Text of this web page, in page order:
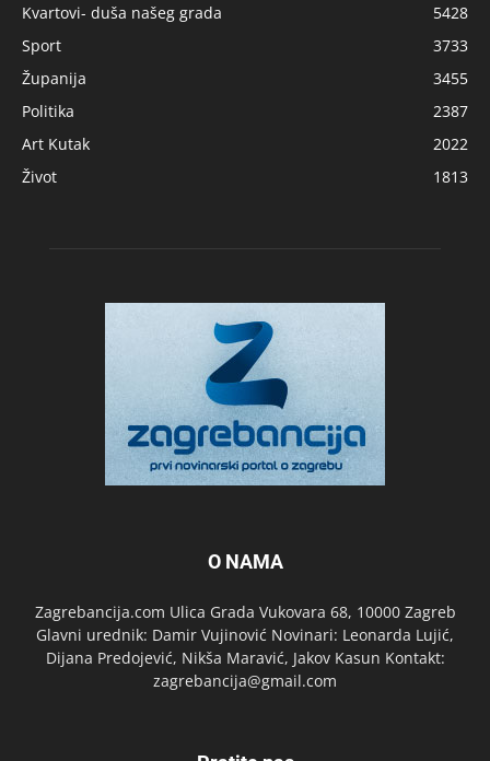
Kvartovi- duša našeg grada
5428
Sport
3733
Županija
3455
Politika
2387
Art Kutak
2022
Život
1813
O NAMA
Zagrebancija.com Ulica Grada Vukovara 68, 10000 Zagreb
Glavni urednik: Damir Vujinović Novinari: Leonarda Lujić,
Dijana Predojević, Nikša Maravić, Jakov Kasun Kontakt:
zagrebancija@gmail.com